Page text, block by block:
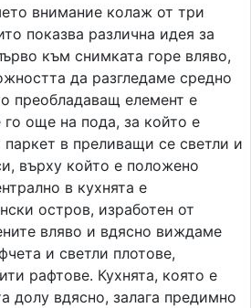
внимание колаж от три
показва различна идея за
към снимката горе вляво,
да разгледаме средно
преобладаващ елемент е
още на пода, за който е
паркет в преливащи се светли и
върху който е положено
в кухнята е
остров, изработен от
вляво и вдясно виждаме
и светли плотове,
рафтове. Кухнята, която е
долу вдясно, залага предимно